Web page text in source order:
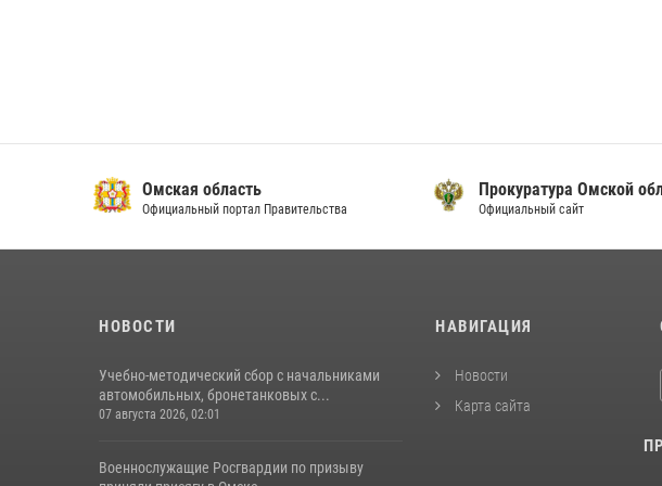
Омская область
Официальный портал Правительства
Прокуратура Омской
Официальный сайт
НОВОСТИ
Учебно-методический сбор с начальниками
автомобильных, бронетанковых с...
07 августа 2026, 02:01
Военнослужащие Росгвардии по призыву
НАВИГАЦИЯ
Новости
Карта сайта